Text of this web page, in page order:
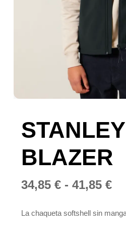
BLAZER
34,85 € - 41,85 €
La chaqueta softshell sin